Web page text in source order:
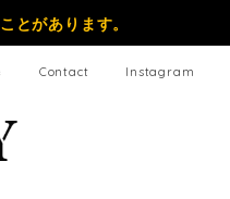
とがあります。
Contact Instagram